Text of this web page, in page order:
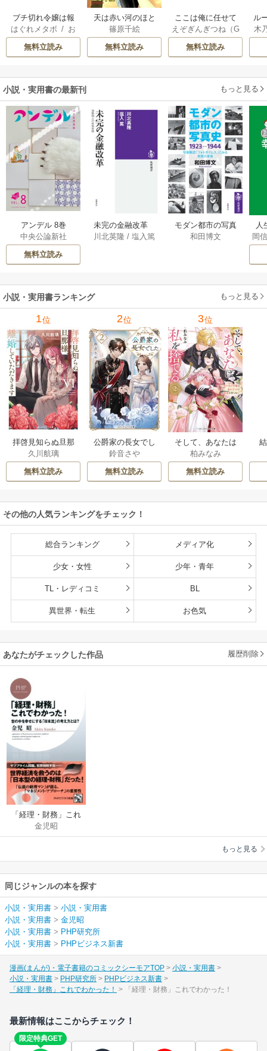
ブチ切れ令嬢は報
復を誓いました。
はぐれメタボ / お
おのいも/昌未
無料立読み
天は赤い河のほと
り
篠原千絵
無料立読み
ここは俺に任せて
先に行けと言って
から10年がたった
ら伝説になってい
えぞぎんぎつね（G
Aノベル／SBクリ
エイティブ刊）
eCHA
無料立読み
ル
令
木
透
小説・実用書の最新刊 もっと見る
アンデル 8巻
中央公論新社
無料立読み
未完の金融改革
――池尾和人の政
川北英隆 /塩入篤
モダン都市の写真
史 1923－1944
和田博文
人
教
岡
小説・実用書ランキング もっと見る
1位
拝啓見知らぬ旦那
様、離婚していた
だきます
久川航璃
無料立読み
2位
公爵家の長女でし
た
鈴音さや
無料立読み
3位
そして、あなたは
私を捨てる
柏みなみ
無料立読み
その他の人気ランキングをチェック！
総合ランキング メディア化
少女・女性 少年・青年
TL・レディコミ BL
異世界・転生 お色気
あなたがチェックした作品 履歴削除
「経理・財務」これ
でわかった！
金児昭
もっと見る
同じジャンルの本を探す
小説・実用書 > 小説・実用書
小説・実用書 > 金児昭
小説・実用書 > PHP研究所
小説・実用書 > PHPビジネス新書
漫画(まんが)・電子書籍のコミックシーモアTOP
小説・実用書
小説・実用書
PHP研究所
PHPビジネス新書
「経理・財務」これでわかった！
「経理・財務」これでわかった！
最新情報はここからチェック！
限定特典GET